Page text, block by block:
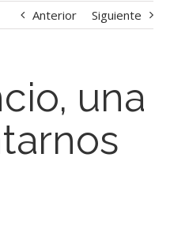
Anterior Siguiente
una